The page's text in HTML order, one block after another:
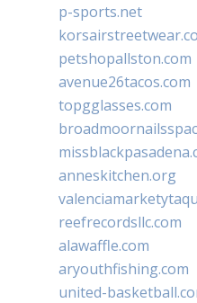
p-sports.net
petshopallston.com
avenue26tacos.com
topgglasses.com
anneskitchen.org
reefrecordsllc.com
alawaffle.com
aryouthfishing.com
united-